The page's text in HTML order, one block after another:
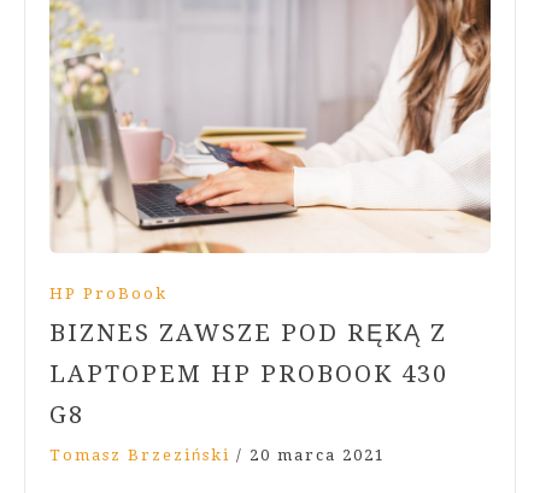
HP ProBook
BIZNES ZAWSZE POD RĘKĄ Z
LAPTOPEM HP PROBOOK 430
G8
Tomasz Brzeziński / 20 marca 2021